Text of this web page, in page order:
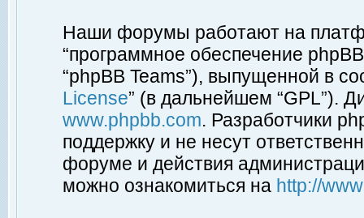
Наши форумы работают на
“программное обеспечение
“phpBB Teams”), выпущенной в
License” (в дальнейшем “GPL”).
www.phpbb.com. Разработчики
поддержку и не несут
форуме и действия
можно ознакомиться на http://